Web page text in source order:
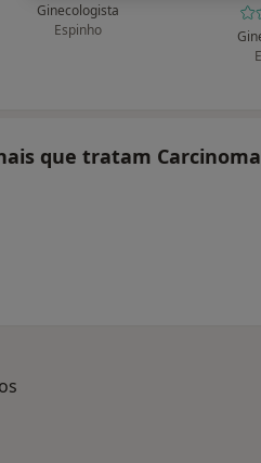
Ginecologista
Espinho
que tratam